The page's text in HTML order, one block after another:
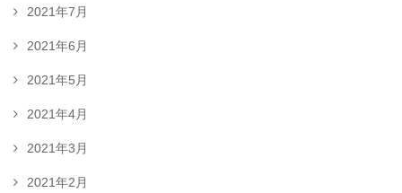
2021年7月
2021年6月
2021年5月
2021年4月
2021年3月
2021年2月